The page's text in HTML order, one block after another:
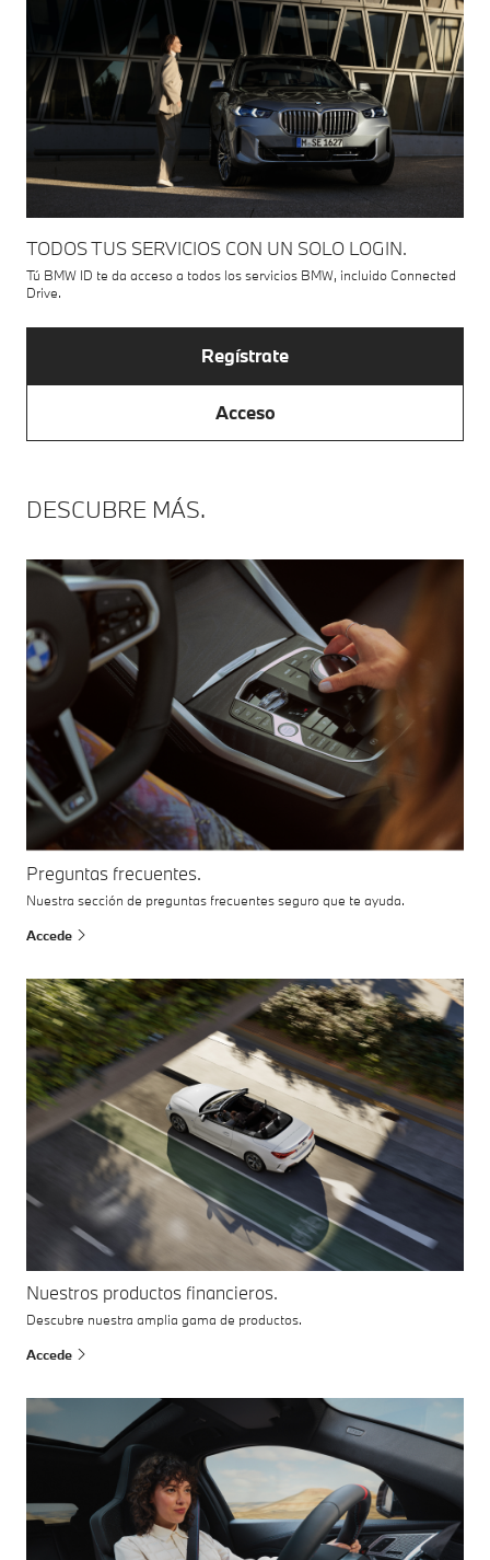
TODOS TUS SERVICIOS CON UN SOLO LOGIN.
Tú BMW ID te da acceso a todos los servicios BMW, incluido Connected
Drive.
Regístrate
Acceso
DESCUBRE MÁS.
Preguntas frecuentes.
Nuestra sección de preguntas frecuentes seguro que te ayuda.
Accede
Nuestros productos financieros.
Descubre nuestra amplia gama de productos.
Accede